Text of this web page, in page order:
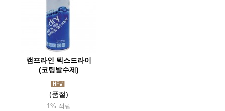
캠프라인 텍스드라이
(코팅발수제)
(품절)
1% 적립